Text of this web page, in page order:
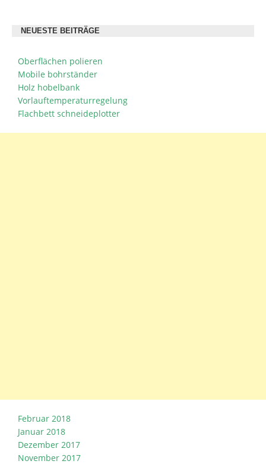
NEUESTE BEITRÄGE
Oberflächen polieren
Mobile bohrständer
Holz hobelbank
Vorlauftemperaturregelung
Flachbett schneideplotter
Februar 2018
Januar 2018
Dezember 2017
November 2017